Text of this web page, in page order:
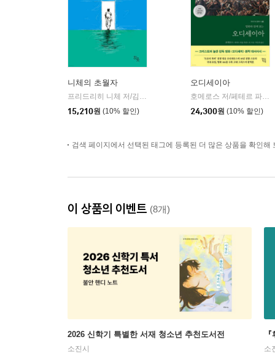
니체의 초월자
프리드리히 니체 저/김철 편역
15,210원 (10% 할인)
오디세이아
호메로스 저/페테르 파울 루벤스 그림/박문재 역
24,300원 (10% 할인)
검색 페이지에서 선택된 태그에 등록된 더 많은 상품을 확인해
이 상품의 이벤트 (8개)
2026 신학기 특별한 서재 청소년 추천도서전
소진시 소